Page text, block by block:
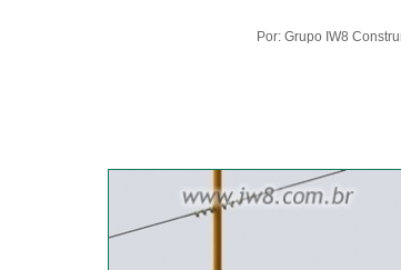
Por: Grupo IW8